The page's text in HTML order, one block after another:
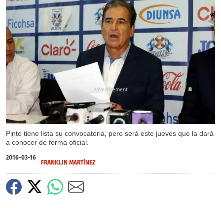
Pinto tiene lista su convocatoria, pero será este jueves que la dará
a conocer de forma oficial.
X
2016-03-16
FRANKLIN MARTÍNEZ